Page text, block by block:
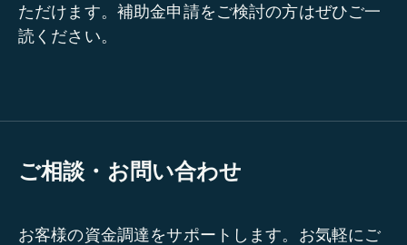
ただけます。補助金申請をご検討の方はぜひご一
読ください。
ご相談・お問い合わせ
お客様の資金調達をサポートします。お気軽にご